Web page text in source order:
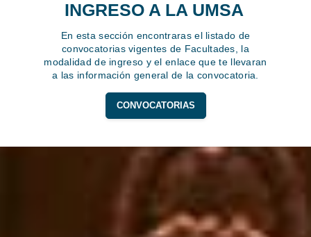
INGRESO A LA UMSA
En esta sección encontraras el listado de
convocatorias vigentes de Facultades, la
modalidad de ingreso y el enlace que te llevaran
a las información general de la convocatoria.
CONVOCATORIAS